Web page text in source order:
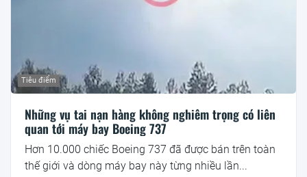
Tiêu điểm
Những vụ tai nạn hàng không nghiêm trọng có liên
quan tới máy bay Boeing 737
Hơn 10.000 chiếc Boeing 737 đã được bán trên toàn
thế giới và dòng máy bay này từng nhiều lần...